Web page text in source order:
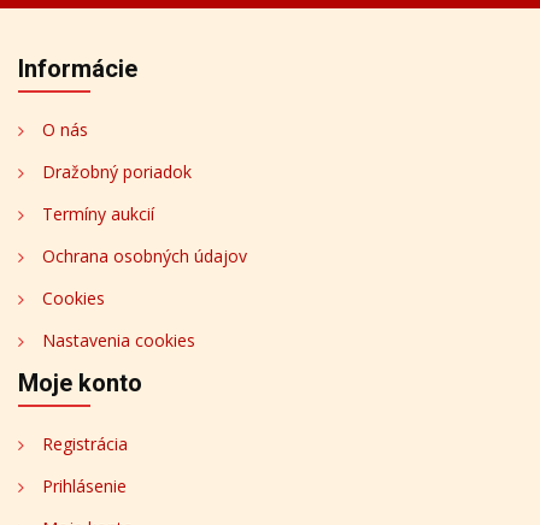
Informácie
O nás
Dražobný poriadok
Termíny aukcií
Ochrana osobných údajov
Cookies
Nastavenia cookies
Moje konto
Registrácia
Prihlásenie